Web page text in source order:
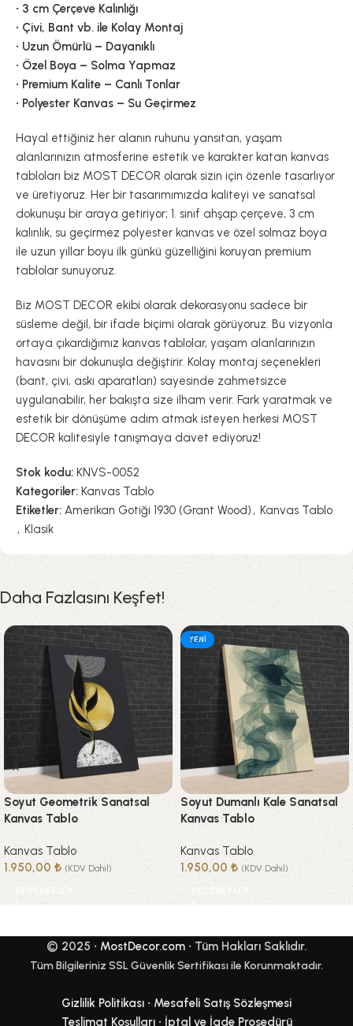
• 3 cm Çerçeve Kalınlığı
• Çivi, Bant vb. ile Kolay Montaj
• Uzun Ömürlü – Dayanıklı
• Özel Boya – Solma Yapmaz
• Premium Kalite – Canlı Tonlar
• Polyester Kanvas – Su Geçirmez
Hayal ettiğiniz her alanın ruhunu yansıtan, yaşam
alanlarınızın atmosferine estetik ve karakter katan kanvas
tabloları biz MOST DECOR olarak sizin için özenle tasarlıyor
ve üretiyoruz. Her bir tasarımımızda kaliteyi ve sanatsal
dokunuşu bir araya getiriyor; 1. sınıf ahşap çerçeve, 3 cm
kalınlık, su geçirmez polyester kanvas ve özel solmaz boya
ile uzun yıllar boyu ilk günkü güzelliğini koruyan premium
tablolar sunuyoruz.
Biz MOST DECOR ekibi olarak dekorasyonu sadece bir
süsleme değil, bir ifade biçimi olarak görüyoruz. Bu vizyonla
ortaya çıkardığımız kanvas tablolar, yaşam alanlarınızın
havasını bir dokunuşla değiştirir. Kolay montaj seçenekleri
(bant, çivi, askı aparatları) sayesinde zahmetsizce
uygulanabilir, her bakışta size ilham verir. Fark yaratmak ve
estetik bir dönüşüme adım atmak isteyen herkesi MOST
DECOR kalitesiyle tanışmaya davet ediyoruz!
Stok kodu: KNVS-0052
Kategoriler: Kanvas Tablo
Etiketler: Amerikan Gotiği 1930 (Grant Wood), Kanvas Tablo
, Klasik
Daha Fazlasını Keşfet!
Soyut Geometrik Sanatsal
Kanvas Tablo
Kanvas Tablo
1.950,00 ₺ (KDV Dahil)
SEÇENEKLER
YENI
Soyut Dumanlı Kale Sanatsal
Kanvas Tablo
Kanvas Tablo
1.950,00 ₺ (KDV Dahil)
SEÇENEKLER
© 2025 • MostDecor.com • Tüm Hakları Saklıdır.
Tüm Bilgileriniz SSL Güvenlik Sertifikası ile Korunmaktadır.
Gizlilik Politikası • Mesafeli Satış Sözleşmesi
Teslimat Koşulları• İptal ve İade Prosedürü